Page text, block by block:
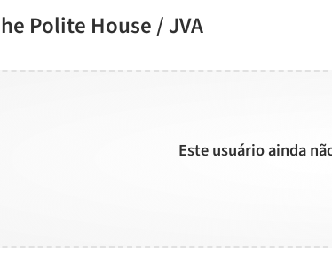
Polite House / JVA
Este usuário ainda